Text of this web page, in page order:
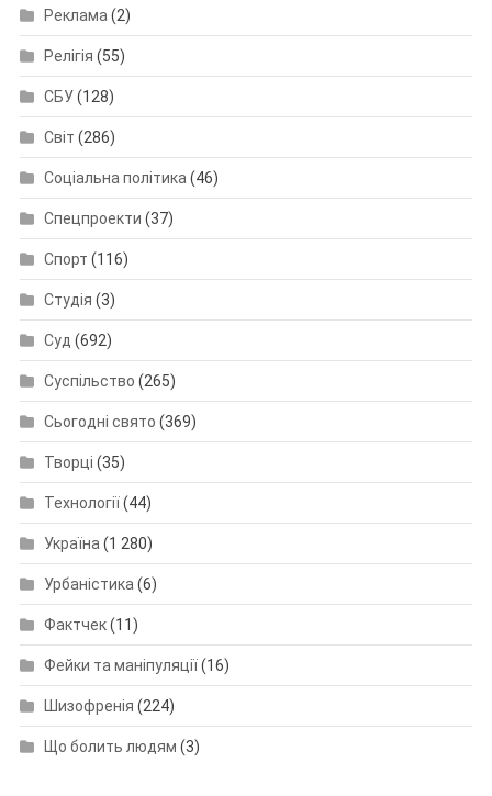
Реклама (2)
Релігія (55)
СБУ(128)
Світ (286)
Соціальна політика (46)
Спецпроекти (37)
Спорт (116)
Студія (3)
Суд (692)
Суспільство (265)
Сьогодні свято (369)
Творці (35)
Технології(44)
Україна (1 280)
Урбаністика (6)
Фактчек(11)
Фейки та маніпуляції(16)
Шизофренія (224)
Що болить людям (3)